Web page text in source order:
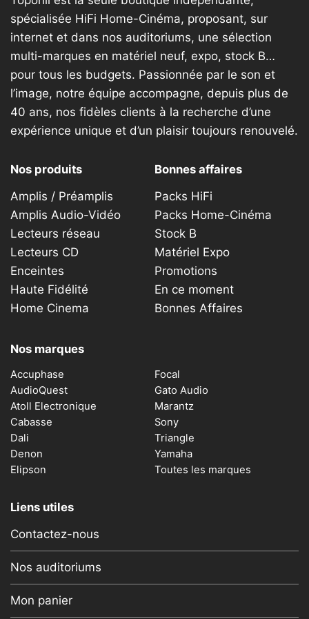
sur
la
page
du
produit
spécialisée HiFi Home-Cinéma, proposant, sur
internet et dans nos auditoriums, une sélection
multi-marques en matériel neuf, expo, stock B…
pour tous les budgets. Passionnée par le son et
l’image, notre équipe accompagne, depuis plus de
40 ans, nos fidèles clients à la recherche d’une
expérience unique et d’un plaisir toujours renouvelé.
Nos produits
Amplis / Préamplis
Amplis Audio-Vidéo
Lecteurs réseau
Lecteurs CD
Enceintes
Haute Fidélité
Home Cinema
Bonnes affaires
Packs HiFi
Packs Home-Cinéma
Stock B
Matériel Expo
Promotions
En ce moment
Bonnes Affaires
Nos marques
Accuphase
AudioQuest
Atoll Electronique
Cabasse
Dali
Denon
Elipson
Focal
Gato Audio
Marantz
Sony
Triangle
Yamaha
Toutes les marques
Liens utiles
Contactez-nous
Nos auditoriums
Mon panier